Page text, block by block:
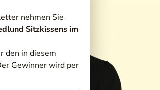
nehmen Sie
Sitzkissens im
den in diesem
Gewinner wird per